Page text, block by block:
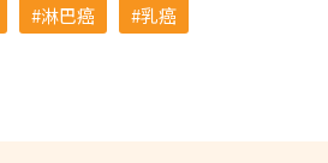
淋巴癌
乳癌